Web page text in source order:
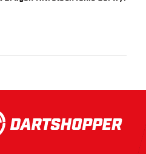
zdarma od 3000 Kč